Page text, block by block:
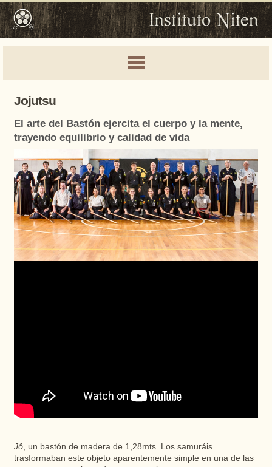
Jojutsu
El arte del Bastón ejercita el cuerpo y la mente,
trayendo equilibrio y calidad de vida
Jô, un bastón de madera de 1,28mts. Los samuráis
trasformaban este objeto aparentemente simple en una de las